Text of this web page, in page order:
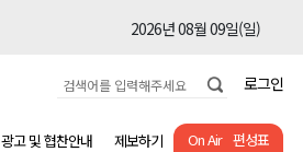
2026년 08월 09일(일)
2026년 08월 09일(일)
2026년 08월 09일(일)
로그인
On Air 편성표
광고 및 협찬안내 제보하기